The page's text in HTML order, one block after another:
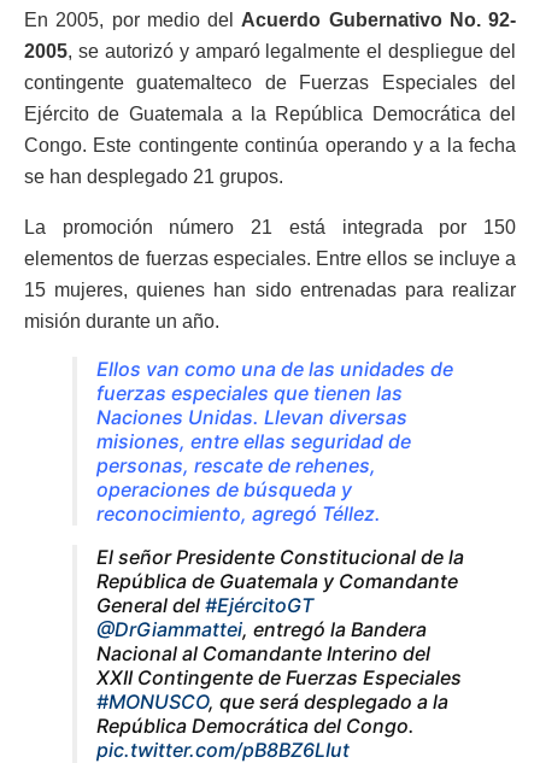
En 2005, por medio del Acuerdo Gubernativo No. 92-
2005, se autorizó y amparó legalmente el despliegue del
contingente guatemalteco de Fuerzas Especiales del
Ejército de Guatemala a la República Democrática del
Congo. Este contingente continúa operando y a la fecha
se han desplegado 21 grupos.
La promoción número 21 está integrada por 150
elementos de fuerzas especiales. Entre ellos se incluye a
15 mujeres, quienes han sido entrenadas para realizar
misión durante un año.
Ellos van como una de las unidades de
fuerzas especiales que tienen las
Naciones Unidas. Llevan diversas
misiones, entre ellas seguridad de
personas, rescate de rehenes,
operaciones de búsqueda y
reconocimiento, agregó Téllez.
El señor Presidente Constitucional de la
República de Guatemala y Comandante
General del #EjércitoGT
@DrGiammattei, entregó la Bandera
Nacional al Comandante Interino del
XXII Contingente de Fuerzas Especiales
#MONUSCO, que será desplegado a la
República Democrática del Congo.
pic.twitter.com/pB8BZ6LIut